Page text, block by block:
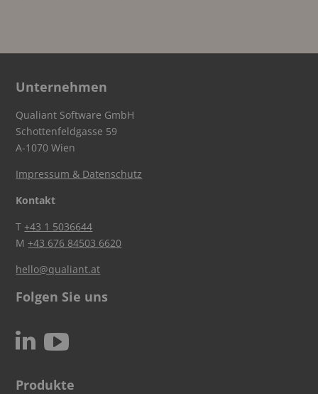
Unternehmen
Qualiant Software GmbH
Schottenfeldgasse 59
A-1070 Wien
Impressum & Datenschutz
Kontakt
T+43 1 5036644
M+43 676 84503 6620
hello@qualiant.at
Folgen Sie uns
N c
Produkte